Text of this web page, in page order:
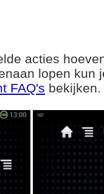
acties
lopen kun
FAQ's bekijken.